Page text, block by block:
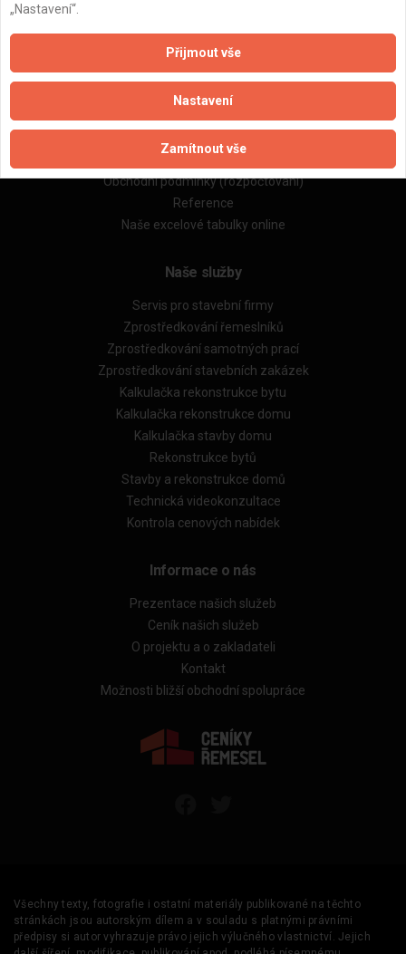
Důležité informace
Naše firmy a řemeslníci
Obchodní podmínky (rozpočtování)
Reference
Naše excelové tabulky online
Naše služby
Servis pro stavební firmy
Zprostředkování řemeslníků
Zprostředkování samotných prací
Zprostředkování stavebních zakázek
Kalkulačka rekonstrukce bytu
Kalkulačka rekonstrukce domu
Kalkulačka stavby domu
Rekonstrukce bytů
Stavby a rekonstrukce domů
Technická videokonzultace
Kontrola cenových nabídek
Informace o nás
Prezentace našich služeb
Ceník našich služeb
O projektu a o zakladateli
Kontakt
Možnosti bližší obchodní spolupráce
Všechny texty, fotografie i ostatní materiály publikované na těchto
stránkách jsou autorským dílem a v souladu s platnými právními
předpisy si autor vyhrazuje právo jejich výlučného vlastnictví. Jejich
„Nastavení“.
Přijmout vše
Nastavení
Zamítnout vše